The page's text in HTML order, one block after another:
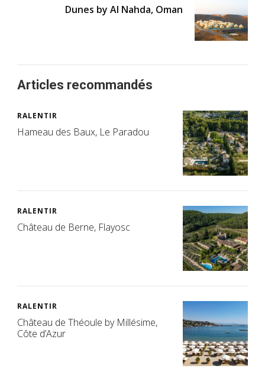
Dunes by Al Nahda, Oman
Articles recommandés
RALENTIR
Hameau des Baux, Le Paradou
RALENTIR
Château de Berne, Flayosc
RALENTIR
Château de Théoule by Millésime,
Côte d’Azur